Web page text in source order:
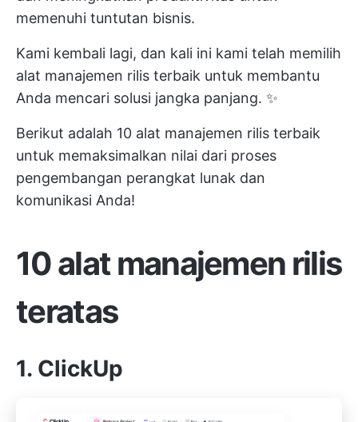
memenuhi tuntutan bisnis.
Kami kembali lagi, dan kali ini kami telah memilih
alat manajemen rilis terbaik untuk membantu
Anda mencari solusi jangka panjang. ✨
Berikut adalah 10 alat manajemen rilis terbaik
untuk memaksimalkan nilai dari proses
pengembangan perangkat lunak dan
komunikasi Anda!
10 alat manajemen rilis
teratas
1. ClickUp